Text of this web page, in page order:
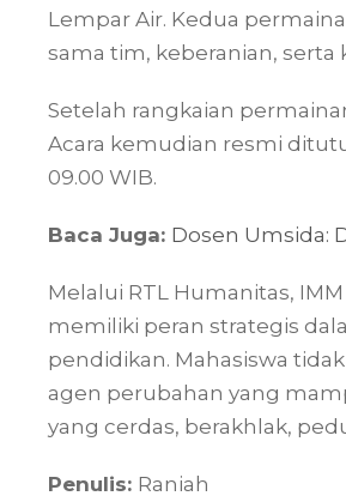
Lempar Air. Kedua
sama tim, keberanian, serta
Setelah rangkaian
Acara kemudian resmi
09.00 WIB.
Baca Juga: Dosen Umsida:
Melalui RTL Humanitas,
memiliki peran strategis
pendidikan. Mahasiswa
agen perubahan yang
yang cerdas, berakhlak,
Penulis: Raniah